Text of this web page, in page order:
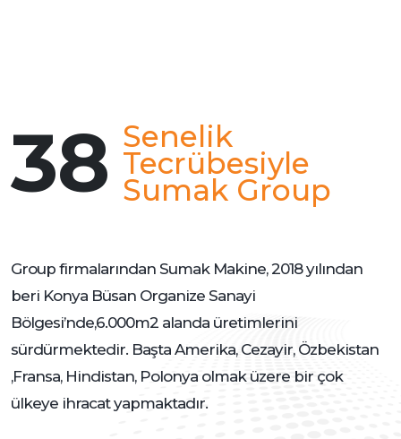
38 Senelik
Tecrübesiyle
Sumak Group
Group firmalarından Sumak Makine, 2018 yılından
beri Konya Büsan Organize Sanayi
Bölgesi’nde,6.000m2 alanda üretimlerini
sürdürmektedir. Başta Amerika, Cezayir, Özbekistan
,Fransa, Hindistan, Polonya olmak üzere bir çok
ülkeye ihracat yapmaktadır.